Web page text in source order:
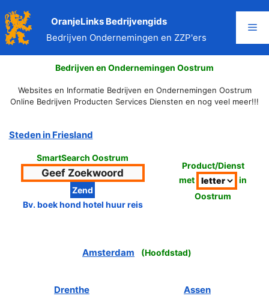
naar
de
inhoud
OranjeLinks Bedrijvengids
Bedrijven Ondernemingen en ZZP'ers
Bedrijven en Ondernemingen Oostrum
Websites en Informatie Bedrijven en Ondernemingen Oostrum
Online Bedrijven Producten Services Diensten en nog veel meer!!!
Steden in Friesland
SmartSearch Oostrum
Bv. boek hond hotel huur reis
Product/Dienst
met
in
Oostrum
Amsterdam (Hoofdstad)
Drenthe Assen